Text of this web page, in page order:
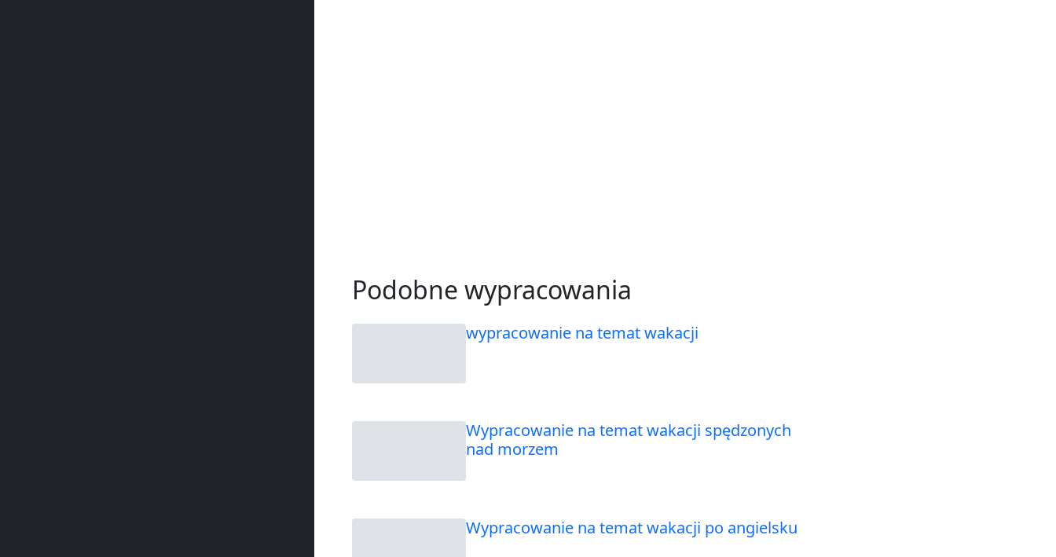
Podobne wypracowania
wypracowanie na temat wakacji
Wypracowanie na temat wakacji spędzonych
nad morzem
Wypracowanie na temat wakacji po angielsku